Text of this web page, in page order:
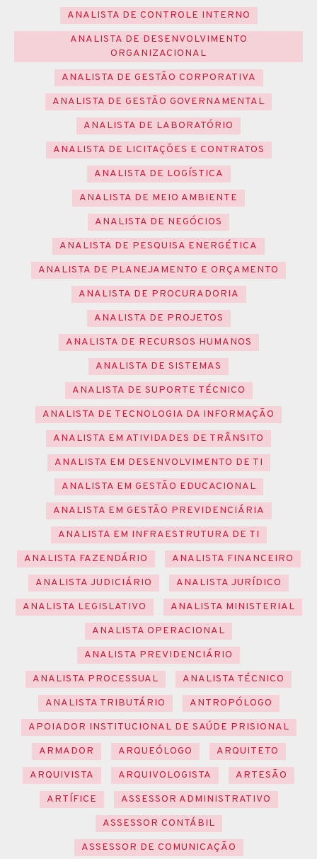
ANALISTA DE CONTROLE INTERNO
ANALISTA DE DESENVOLVIMENTO
ORGANIZACIONAL
ANALISTA DE GESTÃO CORPORATIVA
ANALISTA DE GESTÃO GOVERNAMENTAL
ANALISTA DE LABORATÓRIO
ANALISTA DE LICITAÇÕES E CONTRATOS
ANALISTA DE LOGÍSTICA
ANALISTA DE MEIO AMBIENTE
ANALISTA DE NEGÓCIOS
ANALISTA DE PESQUISA ENERGÉTICA
ANALISTA DE PLANEJAMENTO E ORÇAMENTO
ANALISTA DE PROCURADORIA
ANALISTA DE PROJETOS
ANALISTA DE RECURSOS HUMANOS
ANALISTA DE SISTEMAS
ANALISTA DE SUPORTE TÉCNICO
ANALISTA DE TECNOLOGIA DA INFORMAÇÃO
ANALISTA EM ATIVIDADES DE TRÂNSITO
ANALISTA EM DESENVOLVIMENTO DE TI
ANALISTA EM GESTÃO EDUCACIONAL
ANALISTA EM GESTÃO PREVIDENCIÁRIA
ANALISTA EM INFRAESTRUTURA DE TI
ANALISTA FAZENDÁRIO
ANALISTA FINANCEIRO
ANALISTA JUDICIÁRIO
ANALISTA JURÍDICO
ANALISTA LEGISLATIVO
ANALISTA MINISTERIAL
ANALISTA OPERACIONAL
ANALISTA PREVIDENCIÁRIO
ANALISTA PROCESSUAL
ANALISTA TÉCNICO
ANALISTA TRIBUTÁRIO
ANTROPÓLOGO
APOIADOR INSTITUCIONAL DE SAÚDE PRISIONAL
ARMADOR
ARQUEÓLOGO
ARQUITETO
ARQUIVISTA
ARQUIVOLOGISTA
ARTESÃO
ARTÍFICE
ASSESSOR ADMINISTRATIVO
ASSESSOR CONTÁBIL
ASSESSOR DE COMUNICAÇÃO